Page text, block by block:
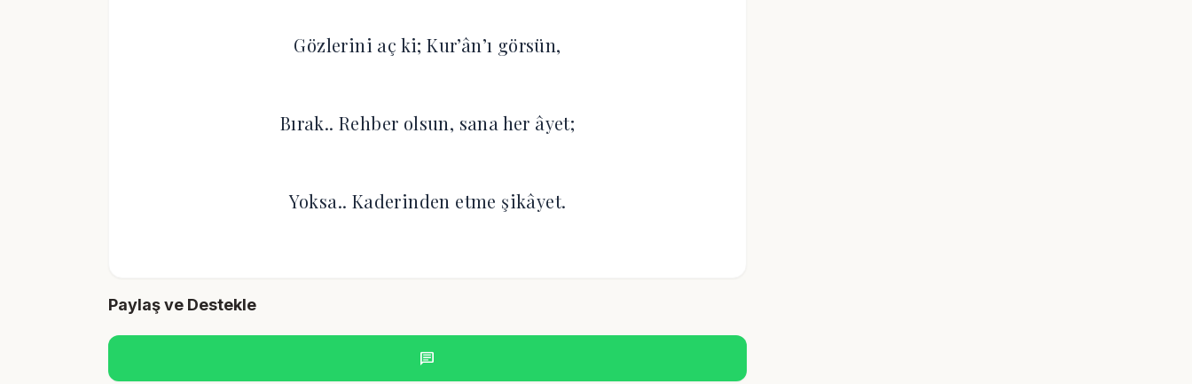
Gözlerini aç ki; Kur’ân’ı görsün,
Bırak.. Rehber olsun, sana her âyet;
Yoksa.. Kaderinden etme şikâyet.
Paylaş ve Destekle
chat